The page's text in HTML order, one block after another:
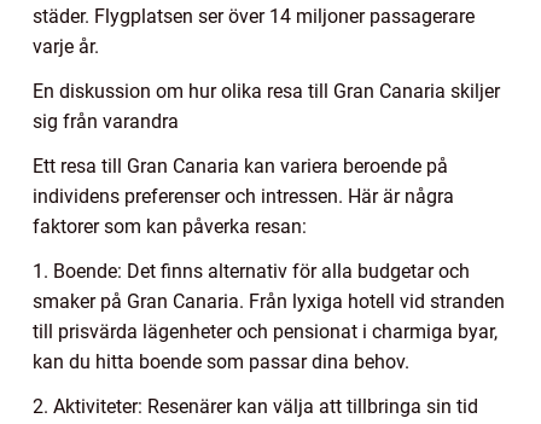
städer. Flygplatsen ser över 14 miljoner passagerare
varje år.
En diskussion om hur olika resa till Gran Canaria skiljer
sig från varandra
Ett resa till Gran Canaria kan variera beroende på
individens preferenser och intressen. Här är några
faktorer som kan påverka resan:
1. Boende: Det finns alternativ för alla budgetar och
smaker på Gran Canaria. Från lyxiga hotell vid stranden
till prisvärda lägenheter och pensionat i charmiga byar,
kan du hitta boende som passar dina behov.
2. Aktiviteter: Resenärer kan välja att tillbringa sin tid